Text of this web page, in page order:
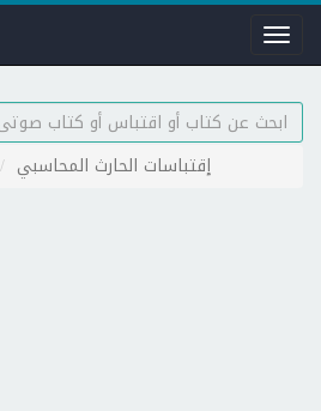
Toggle
إقتباسات الحارث المحاسبي